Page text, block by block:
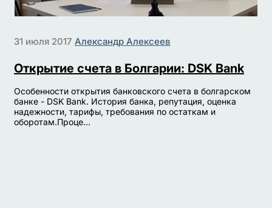
31 июля 2017 Александр Алексеев
Открытие счета в Болгарии: DSK Bank
Особенности открытия банковского счета в болгарском
банке - DSK Bank. История банка, репутация, оценка
надежности, тарифы, требования по остаткам и
оборотам.Проце...